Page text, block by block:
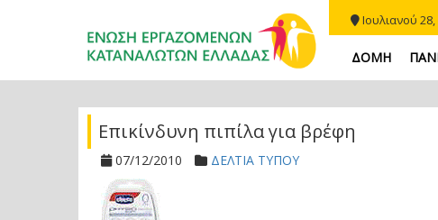
Ιουλιανού
ΔΟΜΗ
Επικίνδυνη πιπίλα για βρέφη
07/12/2010 ΔΕΛΤΙΑ ΤΥΠΟΥ